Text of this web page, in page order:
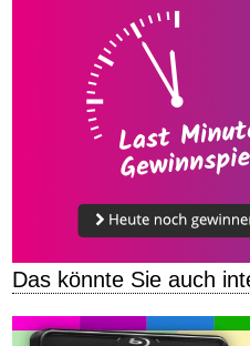
Das könnte Sie auch